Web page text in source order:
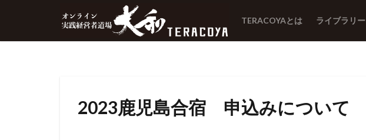
TERACOYAとは ライブラリー
2023鹿児島合宿 申込みについて